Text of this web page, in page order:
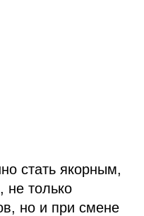
стать якорным,
не только
но и при смене